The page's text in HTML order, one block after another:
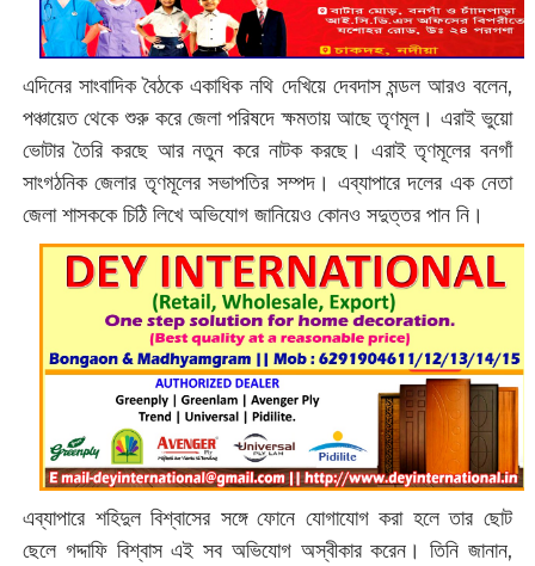
এদিনের সাংবাদিক বৈঠকে একাধিক নথি দেখিয়ে দেবদাস মন্ডল আরও বলেন,
পঞ্চায়েত থেকে শুরু করে জেলা পরিষদে ক্ষমতায় আছে তৃণমূল। এরাই ভুয়ো
ভোটার তৈরি করছে আর নতুন করে নাটক করছে। এরাই তৃণমূলের বনগাঁ
সাংগঠনিক জেলার তৃণমূলের সভাপতির সম্পদ। এব্যাপারে দলের এক নেতা
জেলা শাসককে চিঠি লিখে অভিযোগ জানিয়েও কোনও সদুত্তর পান নি।
এব্যাপারে শহিদুল বিশ্বাসের সঙ্গে ফোনে যোগাযোগ করা হলে তার ছোট
ছেলে গদ্দাফি বিশ্বাস এই সব অভিযোগ অস্বীকার করেন। তিনি জানান,